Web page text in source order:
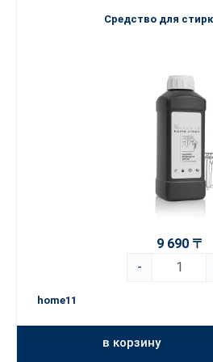
Для идеально чистого дома
Средство для
9 690 〒
-
home11
в корзину